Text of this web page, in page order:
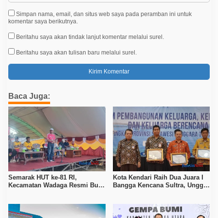
Simpan nama, email, dan situs web saya pada peramban ini untuk
komentar saya berikutnya.
Beritahu saya akan tindak lanjut komentar melalui surel.
Beritahu saya akan tulisan baru melalui surel.
Baca Juga:
Semarak HUT ke-81 RI,
Kecamatan Wadaga Resmi Buka
Kota Kendari Raih Dua Juara I
Bangga Kencana Sultra, Unggul